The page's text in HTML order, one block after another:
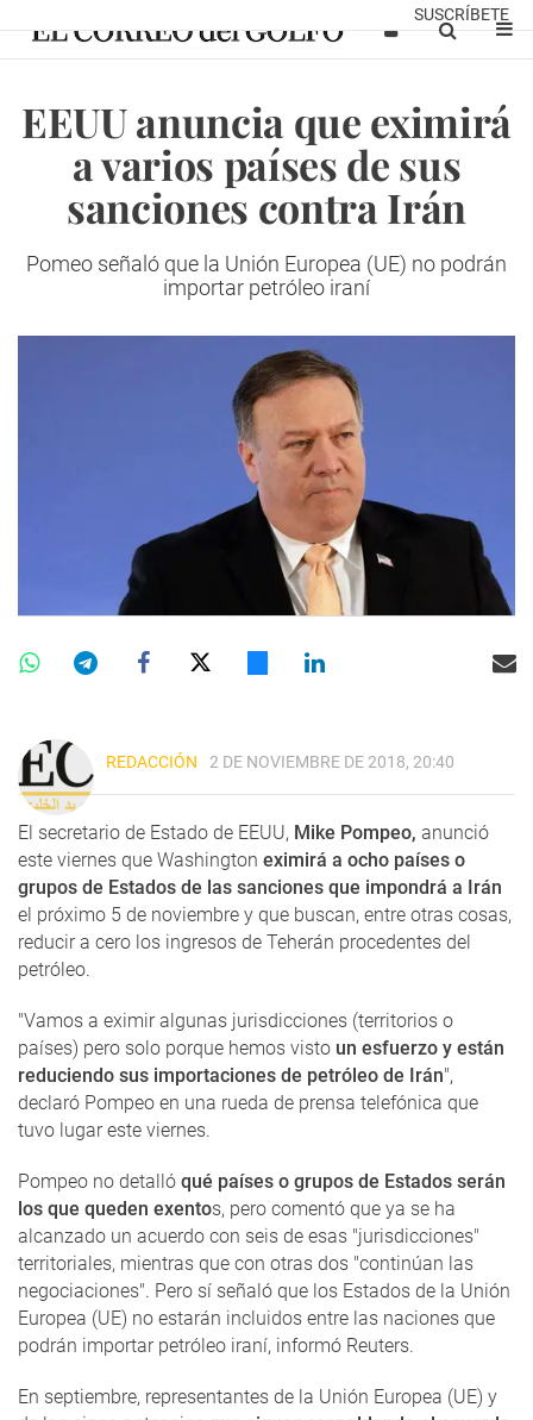
SUSCRÍBETE
EEUU anuncia que eximirá
a varios países de sus
sanciones contra Irán
Pomeo señaló que la Unión Europea (UE) no podrán
importar petróleo iraní
REDACCIÓN 2 DE NOVIEMBRE DE 2018, 20:40
El secretario de Estado de EEUU, Mike Pompeo, anunció
este viernes que Washington eximirá a ocho países o
grupos de Estados de las sanciones que impondrá a Irán
el próximo 5 de noviembre y que buscan, entre otras cosas,
reducir a cero los ingresos de Teherán procedentes del
petróleo.
"Vamos a eximir algunas jurisdicciones (territorios o
países) pero solo porque hemos visto un esfuerzo y están
reduciendo sus importaciones de petróleo de Irán",
declaró Pompeo en una rueda de prensa telefónica que
tuvo lugar este viernes.
Pompeo no detalló qué países o grupos de Estados serán
los que queden exentos, pero comentó que ya se ha
alcanzado un acuerdo con seis de esas "jurisdicciones"
territoriales, mientras que con otras dos "continúan las
negociaciones". Pero sí señaló que los Estados de la Unión
Europea (UE) no estarán incluidos entre las naciones que
podrán importar petróleo iraní, informó Reuters.
En septiembre, representantes de la Unión Europea (UE) y